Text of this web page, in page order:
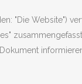
"Die Website")